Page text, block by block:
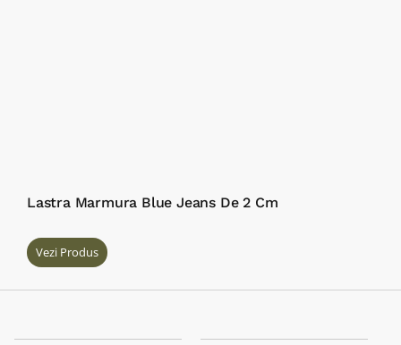
Lastra Marmura Blue Jeans De 2 Cm
Vezi Produs